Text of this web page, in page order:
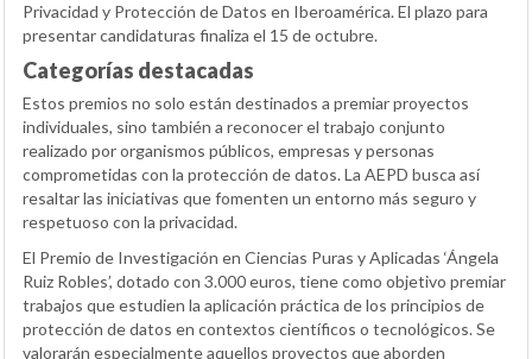
Privacidad y Protección de Datos en Iberoamérica. El plazo para
presentar candidaturas finaliza el 15 de octubre.
Categorías destacadas
Estos premios no solo están destinados a premiar proyectos
individuales, sino también a reconocer el trabajo conjunto
realizado por organismos públicos, empresas y personas
comprometidas con la protección de datos. La AEPD busca así
resaltar las iniciativas que fomenten un entorno más seguro y
respetuoso con la privacidad.
El Premio de Investigación en Ciencias Puras y Aplicadas ‘Ángela
Ruiz Robles’, dotado con 3.000 euros, tiene como objetivo premiar
trabajos que estudien la aplicación práctica de los principios de
protección de datos en contextos científicos o tecnológicos. Se
valorarán especialmente aquellos proyectos que aborden